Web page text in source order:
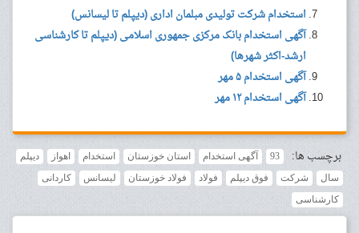
استخدام شرکت تولیدی مبلمان اداری (دیپلم تا لیسانس)
آگهی استخدام بانک مرکزی جمهوری اسلامی (دیپلم تا کارشناسی
ارشد-اکثر شهرها)
آگهی استخدام ۵ مهر
آگهی استخدام ۱۲ مهر
برچسب ها: 93 آگهی استخدام استان خوزستان استخدام اهواز
دیپلم
سال
شرکت فوق دیپلم فولاد فولاد خوزستان لیسانس
کاردانی
کارشناسی